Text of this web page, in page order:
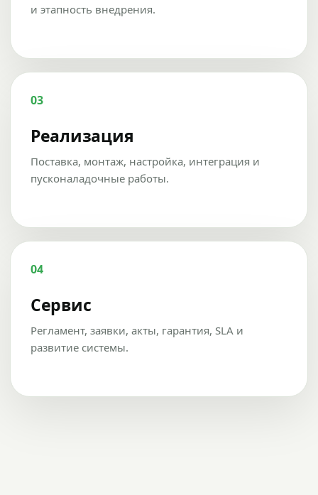
и этапность внедрения.
03
Реализация
Поставка, монтаж, настройка, интеграция и
пусконаладочные работы.
04
Сервис
Регламент, заявки, акты, гарантия, SLA и
развитие системы.